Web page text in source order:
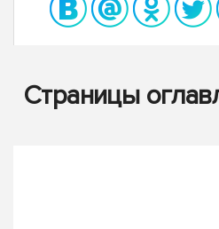
Страницы